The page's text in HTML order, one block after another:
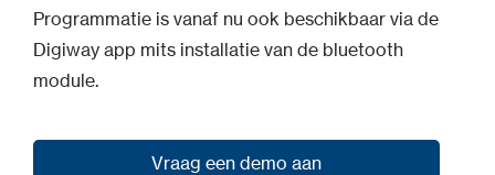
Programmatie is vanaf nu ook beschikbaar via de
Digiway app mits installatie van de bluetooth
module.
Vraag een demo aan